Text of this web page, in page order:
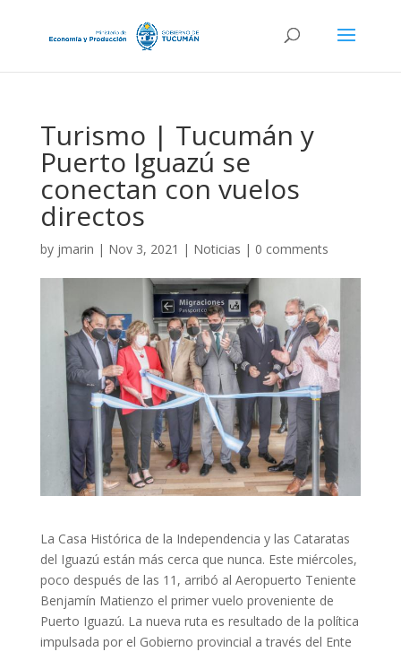
Turismo | Tucumán y
Puerto Iguazú se
conectan con vuelos
directos
by jmarin | Nov 3, 2021 | Noticias | 0 comments
La Casa Histórica de la Independencia y las Cataratas
del Iguazú están más cerca que nunca. Este miércoles,
poco después de las 11, arribó al Aeropuerto Teniente
Benjamín Matienzo el primer vuelo proveniente de
Puerto Iguazú. La nueva ruta es resultado de la política
impulsada por el Gobierno provincial a través del Ente